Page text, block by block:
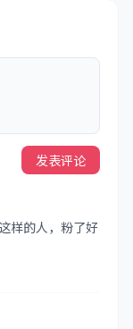
发表评论
样的人，粉了好